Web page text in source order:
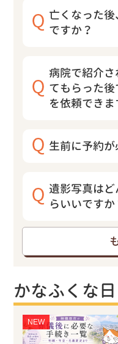
亡くなった
ですか？
病院で紹介
てもらった
を依頼できま
生前に予約
遺影写真は
らいいですか
かなふくな
NEW